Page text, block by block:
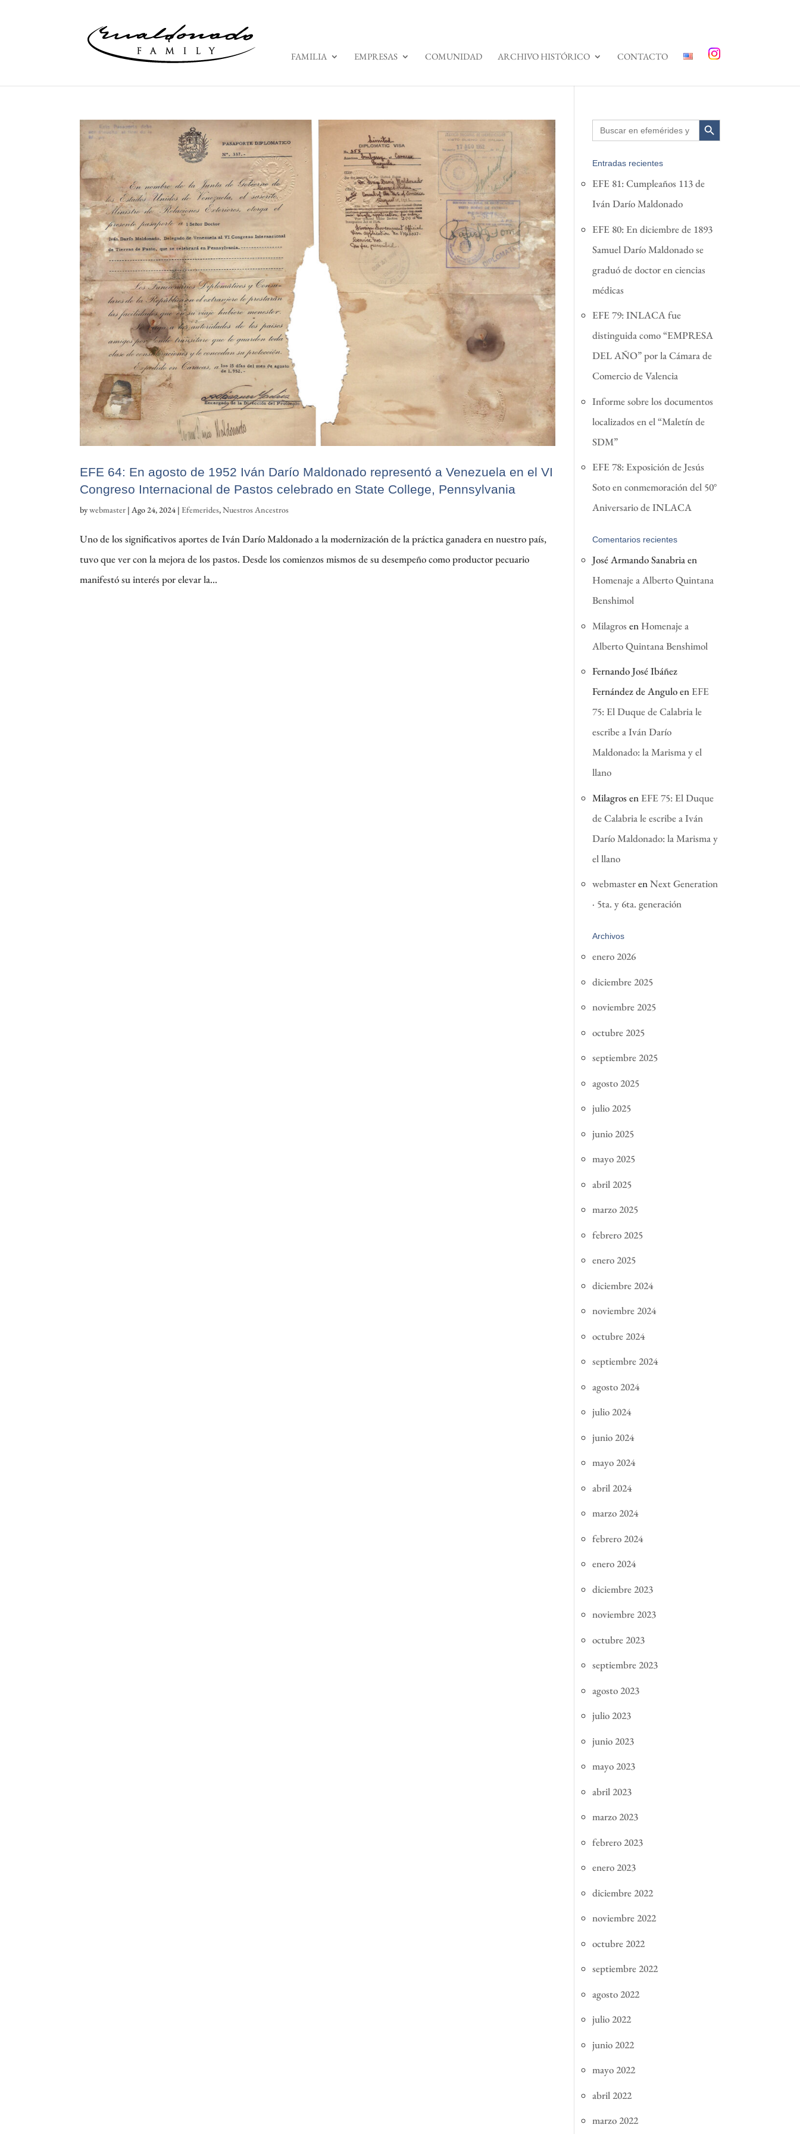
FAMILIA EMPRESAS COMUNIDAD ARCHIVO HISTÓRICO CONTACTO
EFE 64: En agosto de 1952 Iván Darío Maldonado representó a Venezuela en el VI
Congreso Internacional de Pastos celebrado en State College, Pennsylvania
bywebmaster |Ago 24, 2024 |Efemerides,Nuestros Ancestros
Uno de los significativos aportes de Iván Darío Maldonado a la modernización de la práctica ganadera en nuestro país,
tuvo que ver con la mejora de los pastos. Desde los comienzos mismos de su desempeño como productor pecuario
manifestó su interés por elevar la...
Search
for:
Search Button
Entradas recientes
EFE 81: Cumpleaños 113 de
Iván Darío Maldonado
EFE 80: En diciembre de 1893
Samuel Darío Maldonado se
graduó de doctor en ciencias
médicas
EFE 79: INLACA fue
distinguida como “EMPRESA
DEL AÑO” por la Cámara de
Comercio de Valencia
Informe sobre los documentos
localizados en el “Maletín de
SDM”
EFE 78: Exposición de Jesús
Soto en conmemoración del 50°
Aniversario de INLACA
Comentarios recientes
José Armando Sanabriaen
Homenaje a Alberto Quintana
Benshimol
Milagros enHomenaje a
Alberto Quintana Benshimol
Fernando José Ibáñez
Fernández de Anguloen EFE
75: El Duque de Calabria le
escribe a Iván Darío
Maldonado: la Marisma y el
llano
Milagrosen EFE 75: El Duque
de Calabria le escribe a Iván
Darío Maldonado: la Marisma y
el llano
webmasterenNext Generation
· 5ta. y 6ta. generación
Archivos
enero 2026
diciembre 2025
noviembre 2025
octubre 2025
septiembre 2025
agosto 2025
julio 2025
junio 2025
mayo 2025
abril 2025
marzo 2025
febrero 2025
enero 2025
diciembre 2024
noviembre 2024
octubre 2024
septiembre 2024
agosto 2024
julio 2024
junio 2024
mayo 2024
abril 2024
marzo 2024
febrero 2024
enero 2024
diciembre 2023
noviembre 2023
octubre 2023
septiembre 2023
agosto 2023
julio 2023
junio 2023
mayo 2023
abril 2023
marzo 2023
febrero 2023
enero 2023
diciembre 2022
noviembre 2022
octubre 2022
septiembre 2022
agosto 2022
julio 2022
junio 2022
mayo 2022
abril 2022
marzo 2022